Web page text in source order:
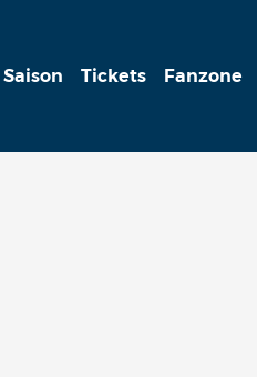
Saison Tickets Fanzone